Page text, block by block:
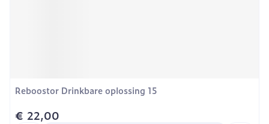
Reboostor Drinkbare oplossing 15
€ 22,00